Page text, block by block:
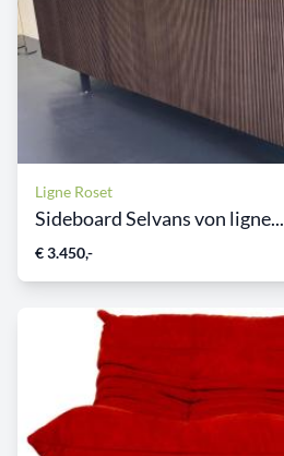
Ligne Roset
Sideboard Selvans von ligne...
€ 3.450,-